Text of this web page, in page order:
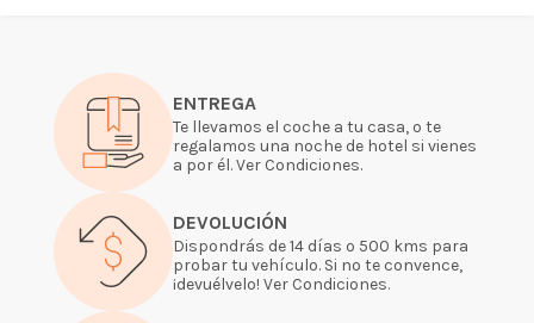
ENTREGA
Te llevamos el coche a tu casa, o te
regalamos una noche de hotel si vienes
a por él. Ver Condiciones.
DEVOLUCIÓN
Dispondrás de 14 días o 500 kms para
probar tu vehículo. Si no te convence,
¡devuélvelo! Ver Condiciones.